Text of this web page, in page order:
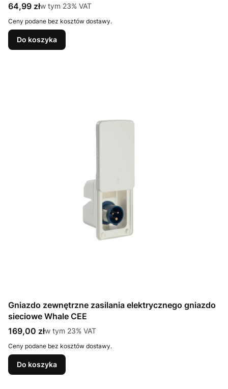
Cena brutto
64,99 złw tym %s VAT
w tym 23% VAT
Ceny podane bez kosztów dostawy.
Do koszyka
Gniazdo zewnętrzne zasilania elektrycznego gniazdo
sieciowe Whale CEE
Cena brutto
169,00 złw tym %s VAT
w tym 23% VAT
Ceny podane bez kosztów dostawy.
Do koszyka